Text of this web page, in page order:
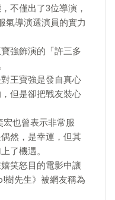
不僅出了3位導演，
氣導演選演員的實力
強飾演的「許三多
王寶強是發自真心
但是卻把戰友裝心
也曾表示非常服
然，是幸運，但其
了機遇。
笑怒目的電影中讓
樹先生》被網友稱為